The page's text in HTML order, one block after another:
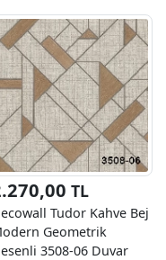
TL
Tudor Kahve Bej
Geometrik
3508-06 Duvar